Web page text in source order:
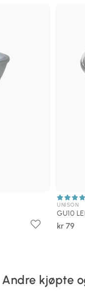
UNISON
GU10
kr 79
Andre kjøpte